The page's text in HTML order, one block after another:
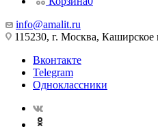
info@amalit.ru
115230, г. Москва, Каширское
Вконтакте
Telegram
Одноклассники